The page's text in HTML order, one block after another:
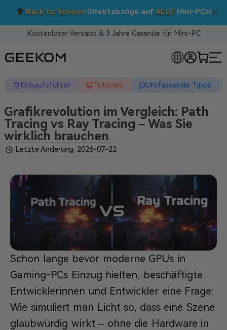
Nutzen Sie den Code BTS05 im Warenkorb.
Kostenloser Versand & 3 Jahre Garantie für Mini-PC
Einkaufsführer Tutorials Umfassende Tipps
Grafikrevolution im Vergleich: Path
Tracing vs Ray Tracing – Was Sie
wirklich brauchen
Letzte Änderung: 2026-07-22
Schon lange bevor moderne GPUs in
Gaming-PCs Einzug hielten, beschäftigte
Entwicklerinnen und Entwickler eine Frage:
Wie simuliert man Licht so, dass eine Szene
glaubwürdig wirkt – ohne die Hardware in
MINI-PCS